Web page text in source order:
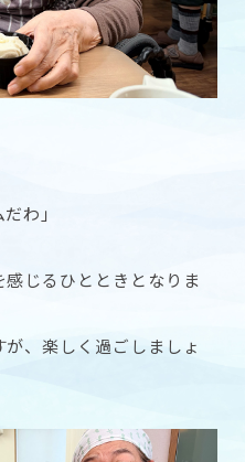
わ」
じるひとときとなりま
、楽しく過ごしましょ